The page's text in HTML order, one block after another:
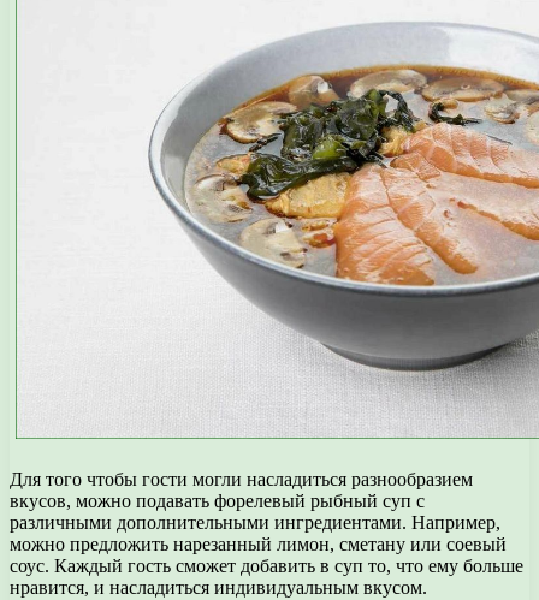
Для того чтобы гости могли насладиться разнообразием
вкусов, можно подавать форелевый рыбный суп с
различными дополнительными ингредиентами. Например,
можно предложить нарезанный лимон, сметану или соевый
соус. Каждый гость сможет добавить в суп то, что ему больше
нравится, и насладиться индивидуальным вкусом.